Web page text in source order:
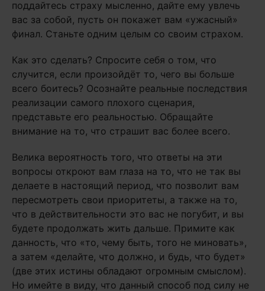
поддайтесь страху мысленно, дайте ему увлечь
вас за собой, пусть он покажет вам «ужасный»
финал. Станьте одним целым со своим страхом.
Как это сделать? Спросите себя о том, что
случится, если произойдёт то, чего вы больше
всего боитесь? Осознайте реальные последствия
реализации самого плохого сценария,
представьте его реальностью. Обращайте
внимание на то, что страшит вас более всего.
Велика вероятность того, что ответы на эти
вопросы откроют вам глаза на то, что не так вы
делаете в настоящий период, что позволит вам
пересмотреть свои приоритеты, а также на то,
что в действительности это вас не погубит, и вы
будете продолжать жить дальше. Примите как
данность, что «то, чему быть, того не миновать»,
а затем «делайте, что должно, и будь, что будет»
(две этих истины обладают огромным смыслом).
Но имейте в виду, что данный способ под силу не